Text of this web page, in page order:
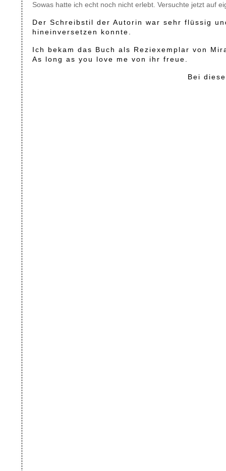
Sowas hatte ich echt noch nicht erlebt. Versuchte jetzt auf
Der Schreibstil der Autorin war sehr flüssig
hineinversetzen konnte.
Ich bekam das Buch als Reziexemplar von
As long as you love me von ihr freue.
Bei